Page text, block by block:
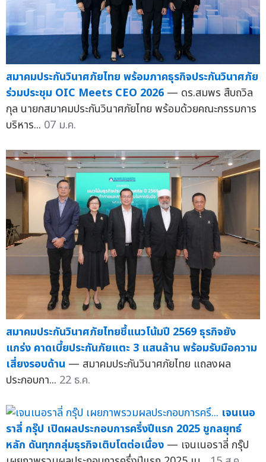
สมาคมประกันวินาศภัยไทย พร้อมภาคธุรกิจประกันวินาศภัย
ร่วมประชุม OIC Meets CEO 2026 — ดร.สมพร สืบถวิล
กุล นายกสมาคมประกันวินาศภัยไทย พร้อมด้วยคณะกรรมการ
บริหาร... 07 ม.ค.
สมาคมประกันวินาศภัยไทยชี้แนวโน้มปี 2569 ธุรกิจยัง
แกร่ง คาดเบี้ยประกันภัยแตะ 3 แสนล้าน พร้อมรับมือความ
เสี่ยงรอบด้าน — สมาคมประกันวินาศภัยไทย แถลงผล
ประกอบกา... 22 ธ.ค.
เจนเนอ
ราลี่ กรุ๊ป เปิดผลประกอบการครึ่งปีแรก 2025 ชูกลยุทธ์
หลัก ดันทุกกลุ่มธุรกิจเติบโตต่อเนื่อง — เจนเนอราลี่ กรุ๊ป